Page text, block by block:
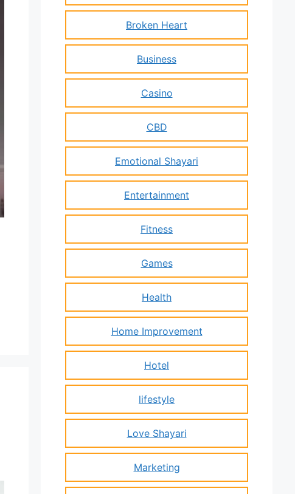
Broken Heart
Business
Casino
CBD
Emotional Shayari
Entertainment
Fitness
Games
Health
Home Improvement
Hotel
lifestyle
Love Shayari
Marketing